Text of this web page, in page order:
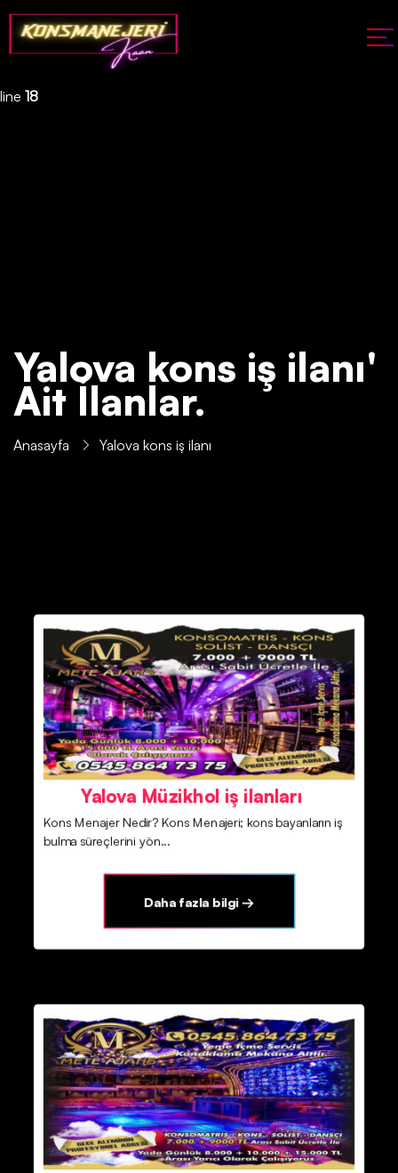
Deprecated: json_decode(): Passing null to parameter #1 ($json)
of type string is deprecated in
/home/konsmenajericom/public_html/api/kontrol/etiket.php
line 18
Yalova kons iş ilanı'
Ait İlanlar.
Anasayfa Yalova kons iş ilanı
Yalova Müzikhol iş ilanları
Kons Menajer Nedir? Kons Menajeri; kons bayanların iş
bulma süreçlerini yön...
Daha fazla bilgi →